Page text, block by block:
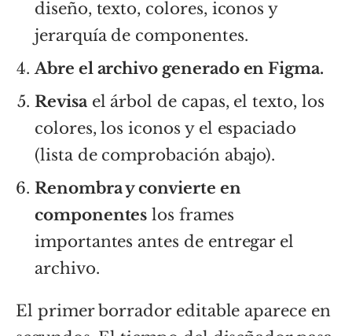
diseño, texto, colores, iconos y
jerarquía de componentes.
Abre el archivo generado en Figma.
Revisael árbol de capas, el texto, los
colores, los iconos y el espaciado
(lista de comprobación abajo).
Renombra y convierte en
componentes los frames
importantes antes de entregar el
archivo.
El primer borrador editable aparece en